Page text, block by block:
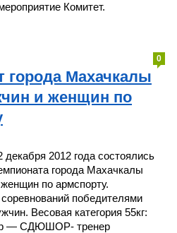
Комитет.
0
города Махачкалы
и женщин по
2012 года состоялись
города Махачкалы
по армспорту.
победителями
Весовая категория 55кг:
— СДЮШОР- тренер